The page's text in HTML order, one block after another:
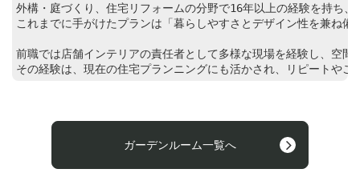
外構・庭づくり、住宅リフォームの分野で16年以上の経験を持ち
これまでに手がけたプランは「暮らしやすさとデザイン性を兼ね
前職では店舗インテリアの責任者として多様な現場を経験し、空間
その経験は、現在の住宅プランニングにも活かされ、リピートや
ガーデンルーム一覧へ